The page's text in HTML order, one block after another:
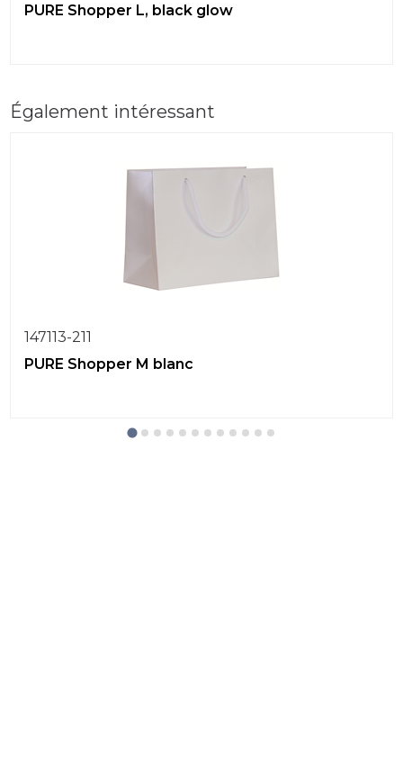
PURE Shopper L, black glow
Également intéressant
147113-211
PURE Shopper M blanc